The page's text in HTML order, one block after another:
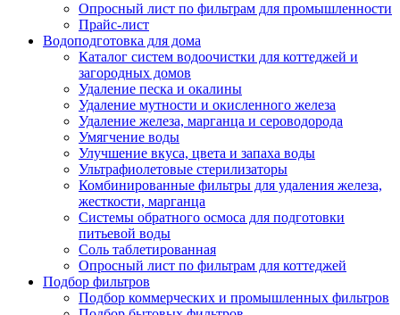
Опросный лист по фильтрам для промышленности
Прайс-лист
Водоподготовка для дома
Каталог систем водоочистки для коттеджей и
загородных домов
Удаление песка и окалины
Удаление мутности и окисленного железа
Удаление железа, марганца и сероводорода
Умягчение воды
Улучшение вкуса, цвета и запаха воды
Ультрафиолетовые стерилизаторы
Комбинированные фильтры для удаления железа,
жесткости, марганца
Системы обратного осмоса для подготовки
питьевой воды
Соль таблетированная
Опросный лист по фильтрам для коттеджей
Подбор фильтров
Подбор коммерческих и промышленных фильтров